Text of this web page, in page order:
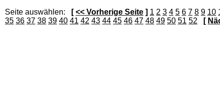
Seite auswählen: [<< Vorherige Seite ] 1 2 3 4 5 6 7 8 9 10
35 36 37 38 39 40 41 42 43 44 45 46 47 48 49 50 51 52 [